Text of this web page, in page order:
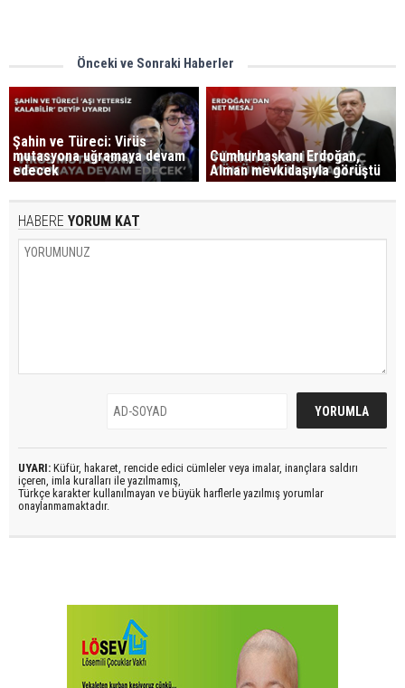
Önceki ve Sonraki Haberler
Şahin ve Türeci: Virüs
mutasyona uğramaya devam
edecek
Cumhurbaşkanı Erdoğan,
Alman mevkidaşıyla görüştü
HABERE YORUM KAT
UYARI: Küfür, hakaret, rencide edici cümleler veya imalar, inançlara saldırı
içeren, imla kuralları ile yazılmamış,
Türkçe karakter kullanılmayan ve büyük harflerle yazılmış yorumlar
onaylanmamaktadır.